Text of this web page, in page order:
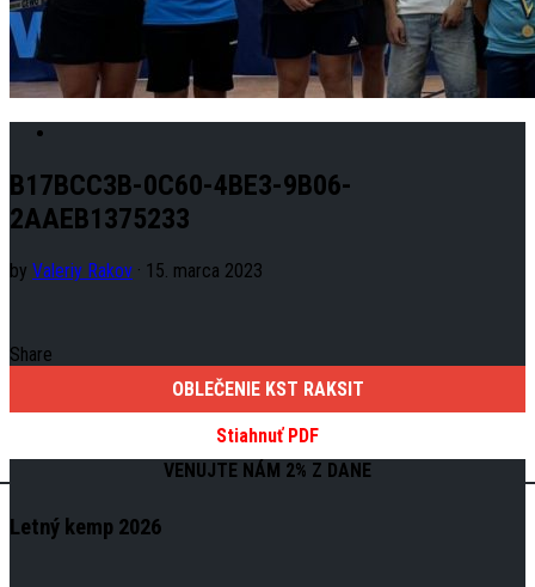
B17BCC3B-0C60-4BE3-9B06-
2AAEB1375233
by Valeriy Rakov · 15. marca 2023
Share
OBLEČENIE KST RAKSIT
Stiahnuť PDF
VENUJTE NÁM 2% Z DANE
Letný kemp 2026